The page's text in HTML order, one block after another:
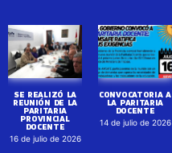
SE REALIZÓ LA
REUNIÓN DE LA
PARITARIA
PROVINCIAL
DOCENTE
16 de julio de 2026
CONVOCATORIA A
LA PARITARIA
DOCENTE
14 de julio de 2026